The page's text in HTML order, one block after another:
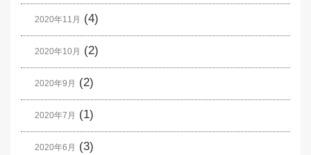
2020年11月 (4)
2020年10月 (2)
2020年9月 (2)
2020年7月 (1)
2020年6月 (3)